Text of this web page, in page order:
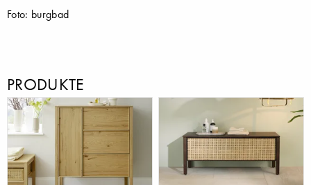
Foto: burgbad
PRODUKTE